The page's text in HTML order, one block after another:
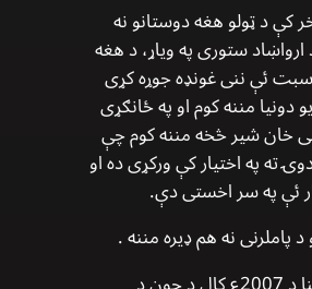
کې د ټولو هغه دوستانو نه
ستوری په ویاړ، د هغه
ئې ننی غونډه جوړه کړی
دونیا مننه کوم او په ځانګړی
خان شیر څخه مننه کوم چې
ته په اختیار کې ورکړی ده او
ئې په سر اخستی دې.
پاملرنی نه هم ډیره مننه .